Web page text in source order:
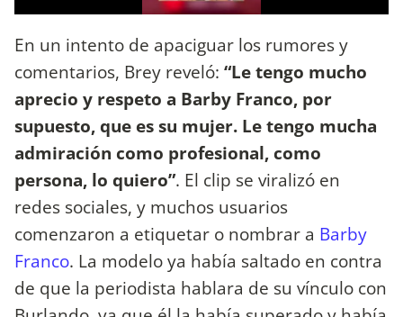
En un intento de apaciguar los rumores y
comentarios, Brey reveló: “Le tengo mucho
aprecio y respeto a Barby Franco, por
supuesto, que es su mujer. Le tengo mucha
admiración como profesional, como
persona, lo quiero”. El clip se viralizó en
redes sociales, y muchos usuarios
comenzaron a etiquetar o nombrar a Barby
Franco. La modelo ya había saltado en contra
de que la periodista hablara de su vínculo con